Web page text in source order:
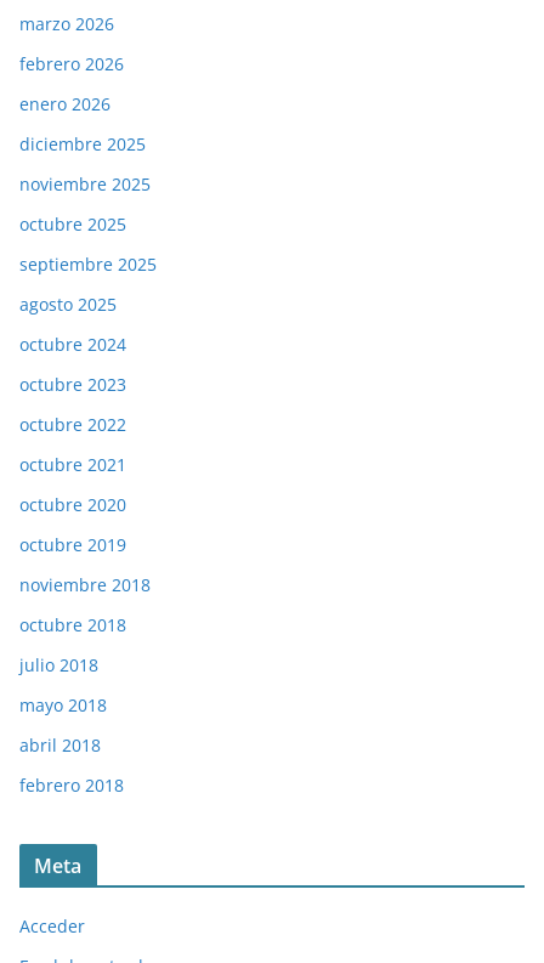
marzo 2026
febrero 2026
enero 2026
diciembre 2025
noviembre 2025
octubre 2025
septiembre 2025
agosto 2025
octubre 2024
octubre 2023
octubre 2022
octubre 2021
octubre 2020
octubre 2019
noviembre 2018
octubre 2018
julio 2018
mayo 2018
abril 2018
febrero 2018
Meta
Acceder